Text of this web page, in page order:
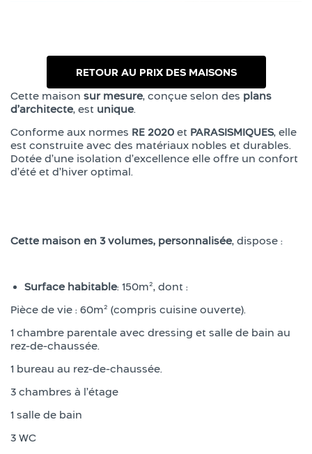
Cette maison sur mesure, conçue selon des plans
d’architecte, est unique.
Conforme aux normes RE 2020 et PARASISMIQUES, elle
est construite avec des matériaux nobles et durables.
Dotée d’une isolation d’excellence elle offre un confort
d’été et d’hiver optimal.
Cette maison en 3 volumes, personnalisée, dispose :
Surface habitable: 150m², dont :
Pièce de vie : 60m² (compris cuisine ouverte).
1 chambre parentale avec dressing et salle de bain au
rez-de-chaussée.
1 bureau au rez-de-chaussée.
3 chambres à l’étage
1 salle de bain
3 WC
RETOUR AU PRIX DES MAISONS